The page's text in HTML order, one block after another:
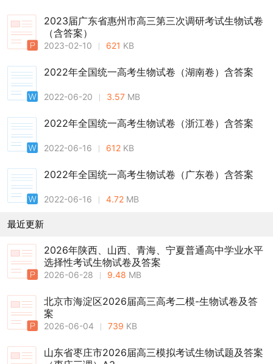
2023届广东省惠州市高三第三次调研考试生物试卷
（含答案）
2023-02-10 621 KB
2022年全国统一高考生物试卷（湖南卷）含答案
2022-06-20 3.57 MB
2022年全国统一高考生物试卷（浙江卷）含答案
2022-06-16 612 KB
2022年全国统一高考生物试卷（广东卷）含答案
2022-06-16 4.72 MB
最近更新
2026年陕西、山西、青海、宁夏普通高中学业水平
选择性考试生物试卷及答案
2026-06-28 9.48 MB
北京市海淀区2026届高三高考二模-生物试卷及答
案
2026-06-04 739 KB
山东省枣庄市2026届高三模拟考试生物试题及答案